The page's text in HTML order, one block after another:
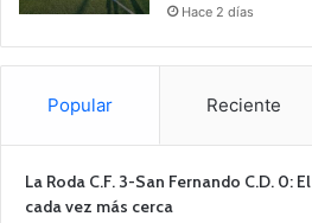
Hace 2 días
Popular Reciente
La Roda C.F. 3-San Fernando C.D. 0:
cada vez más cerca